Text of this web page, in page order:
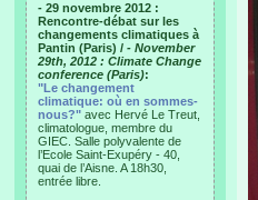
- 29 novembre 2012 :
Rencontre-débat sur les
changements climatiques à
Pantin (Paris) / - November
29th, 2012 : Climate Change
conference (Paris):
"Le changement
climatique: où en sommes-
nous?" avec Hervé Le Treut,
climatologue, membre du
GIEC. Salle polyvalente de
l’Ecole Saint-Exupéry - 40,
quai de l’Aisne. A 18h30,
entrée libre.